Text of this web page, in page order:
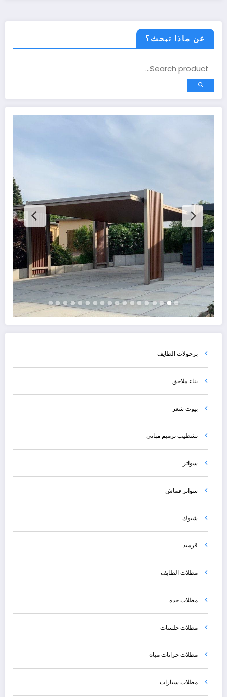
عن ماذا تبحث؟
برجولات الطايف
بناء ملاحق
بيوت شعر
تشطيب ترميم مباني
سواتر
سواتر قماش
شبوك
قرميد
مظلات الطايف
مظلات جده
مظلات جلسات
مظلات خزانات مياة
مظلات سيارات